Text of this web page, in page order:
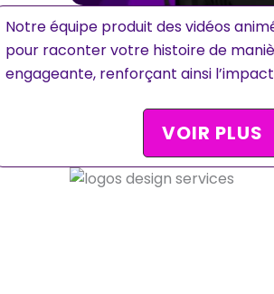
Notre équipe produit des vidéos
pour raconter votre histoire de
engageante, renforçant ainsi
VOIR PLUS